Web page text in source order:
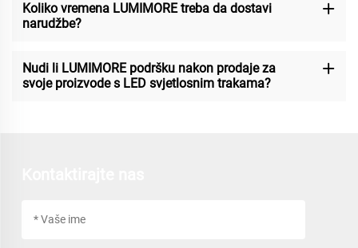
Koliko vremena LUMIMORE treba da dostavi
narudžbe?
Nudi li LUMIMORE podršku nakon prodaje za
svoje proizvode s LED svjetlosnim trakama?